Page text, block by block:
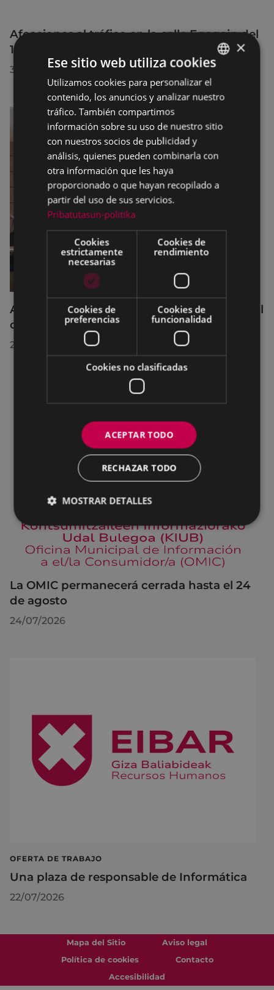
Afecciones al tráfico en la calle Egogain del
10 al 23 de agosto, por motivo de obras
30/07/2026
Acuerdos adoptados por el Pleno Municipal
celebrado el 27 de julio de 2026
28/07/2026
La OMIC permanecerá cerrada hasta el 24
de agosto
24/07/2026
OFERTA DE TRABAJO
Una plaza de responsable de Informática
22/07/2026
Mapa del Sitio
Aviso legal
Política de cookies
Contacto
Accesibilidad
BASQUE
SPANISH
×
Ese sitio web utiliza cookies
Utilizamos cookies para personalizar el
contenido, los anuncios y analizar nuestro
tráfico. También compartimos
información sobre su uso de nuestro sitio
con nuestros socios de publicidad y
análisis, quienes pueden combinarla con
otra información que les haya
proporcionado o que hayan recopilado a
partir del uso de sus servicios.
Pribatutasun-politika
Cookies
estrictamente
necesarias
Cookies de
rendimiento
Cookies de
preferencias
Cookies de
funcionalidad
Cookies no clasificadas
ACEPTAR TODO
RECHAZAR TODO
MOSTRAR DETALLES